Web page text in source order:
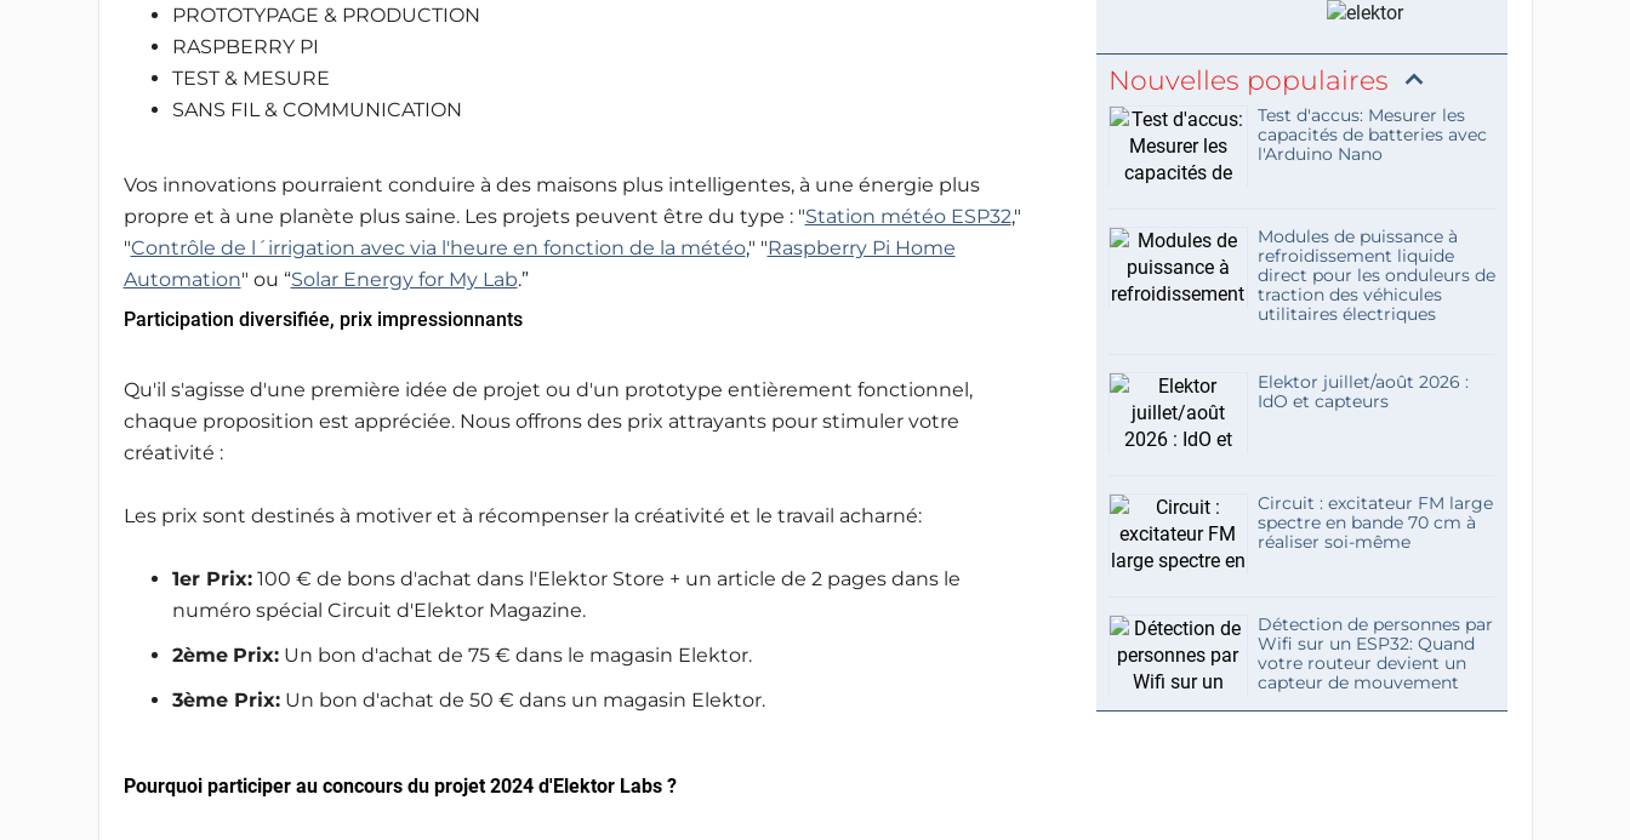
PROTOTYPAGE & PRODUCTION
RASPBERRY PI
TEST & MESURE
SANS FIL & COMMUNICATION
Vos innovations pourraient conduire à des maisons plus intelligentes, à une énergie plus
propre et à une planète plus saine. Les projets peuvent être du type : "Station météo ESP32,"
"Contrôle de l´irrigation avec via l'heure en fonction de la météo," "Raspberry Pi Home
Automation" ou “Solar Energy for My Lab.”
Participation diversifiée, prix impressionnants
Qu'il s'agisse d'une première idée de projet ou d'un prototype entièrement fonctionnel,
chaque proposition est appréciée. Nous offrons des prix attrayants pour stimuler votre
créativité :
Les prix sont destinés à motiver et à récompenser la créativité et le travail acharné:
1er Prix: 100 € de bons d'achat dans l'Elektor Store + un article de 2 pages dans le
numéro spécial Circuit d'Elektor Magazine.
2ème Prix: Un bon d'achat de 75 € dans le magasin Elektor.
3èmePrix: Un bon d'achat de 50 € dans un magasin Elektor.
Pourquoi participer au concours du projet 2024 d'Elektor Labs ?
Nouvelles populaires
Test d'accus: Mesurer les
capacités de batteries avec
l'Arduino Nano
Modules de puissance à
refroidissement liquide
direct pour les onduleurs de
traction des véhicules
utilitaires électriques
Elektor juillet/août 2026 :
IdO et capteurs
Circuit : excitateur FM large
spectre en bande 70 cm à
réaliser soi-même
Détection de personnes par
Wifi sur un ESP32: Quand
votre routeur devient un
capteur de mouvement